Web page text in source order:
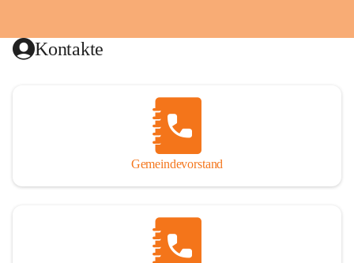
Kontakte
Gemeindevorstand